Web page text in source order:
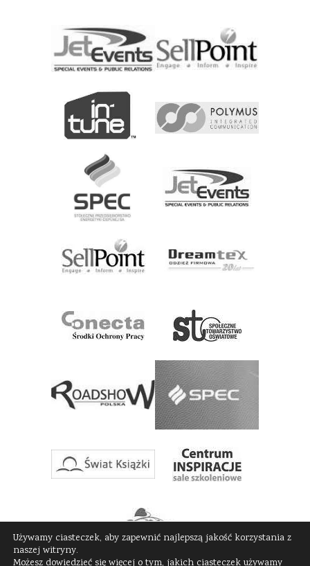
Używamy ciasteczek, aby zapewnić najlepszą jakość korzystania z
naszej witryny.
Możesz dowiedzieć się więcej o tym, jakich ciasteczek używamy